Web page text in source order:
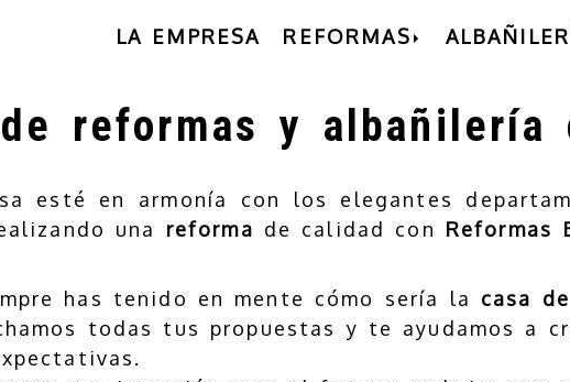
LA EMPRESA REFORMAS
reformas y albañilería
esté en armonía con los elegantes
una reforma de calidad con Reformas
has tenido en mente cómo sería la casa
todas tus propuestas y te ayudamos a